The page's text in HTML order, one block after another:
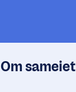
Om sameiet